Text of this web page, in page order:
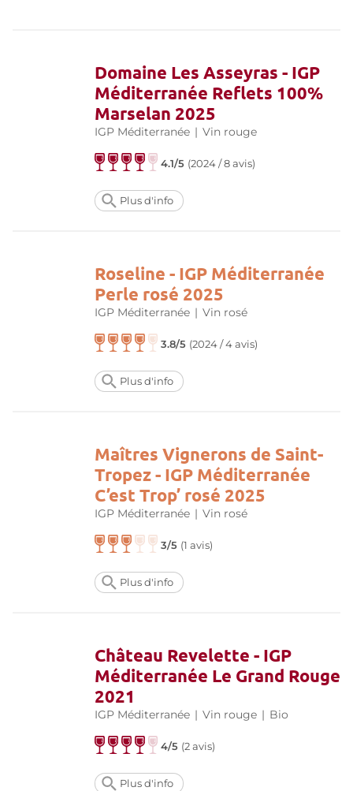
Domaine Les Asseyras - IGP
Méditerranée Reflets 100%
Marselan 2025
IGP Méditerranée | Vin rouge
4.1/5 (2024 / 8 avis)
Plus d'info
Roseline - IGP Méditerranée
Perle rosé 2025
IGP Méditerranée | Vin rosé
3.8/5 (2024 / 4 avis)
Plus d'info
Maîtres Vignerons de Saint-
Tropez - IGP Méditerranée
C’est Trop’ rosé 2025
IGP Méditerranée | Vin rosé
3/5 (1 avis)
Plus d'info
Château Revelette - IGP
Méditerranée Le Grand Rouge
2021
IGP Méditerranée | Vin rouge | Bio
4/5 (2 avis)
Plus d'info